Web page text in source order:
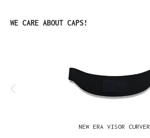
Omitir la galería de productos
WE CARE ABOUT CAPS!
NEW ERA VISOR CURVER